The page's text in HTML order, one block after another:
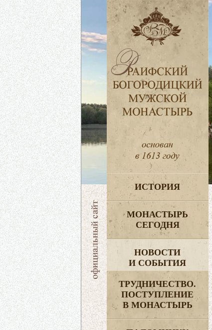
ИСТОРИЯ
МОНАСТЫРЬ
СЕГОДНЯ
НОВОСТИ
И СОБЫТИЯ
ТРУДНИЧЕСТВО.
ПОСТУПЛЕНИЕ
В МОНАСТЫРЬ